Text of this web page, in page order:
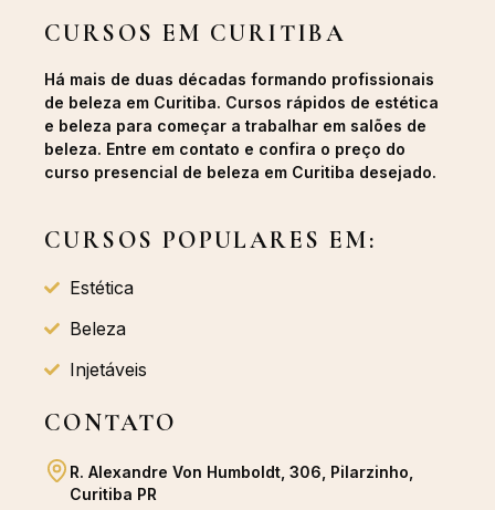
CURSOS EM CURITIBA
Há mais de duas décadas formando profissionais
de beleza em Curitiba. Cursos rápidos de estética
e beleza para começar a trabalhar em salões de
beleza. Entre em contato e confira o preço do
curso presencial de beleza em Curitiba desejado.
CURSOS POPULARES EM:
Estética
Beleza
Injetáveis
CONTATO
R. Alexandre Von Humboldt, 306, Pilarzinho,
Curitiba PR